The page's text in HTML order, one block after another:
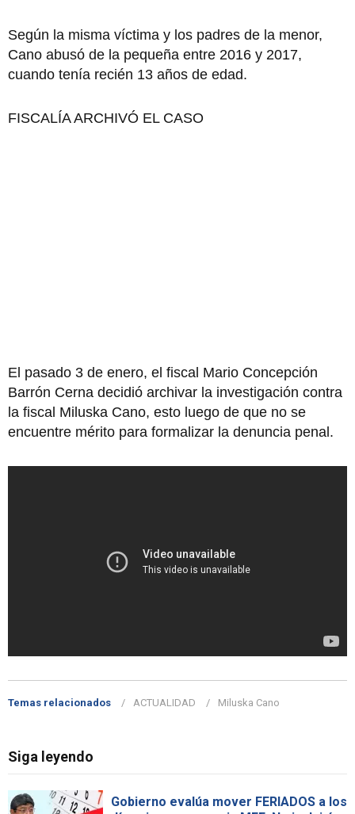
Según la misma víctima y los padres de la menor,
Cano abusó de la pequeña entre 2016 y 2017,
cuando tenía recién 13 años de edad.
FISCALÍA ARCHIVÓ EL CASO
El pasado 3 de enero, el fiscal Mario Concepción
Barrón Cerna decidió archivar la investigación contra
la fiscal Miluska Cano, esto luego de que no se
encuentre mérito para formalizar la denuncia penal.
Temas relacionados ACTUALIDAD Miluska Cano
Siga leyendo
Gobierno evalúa mover FERIADOS a los